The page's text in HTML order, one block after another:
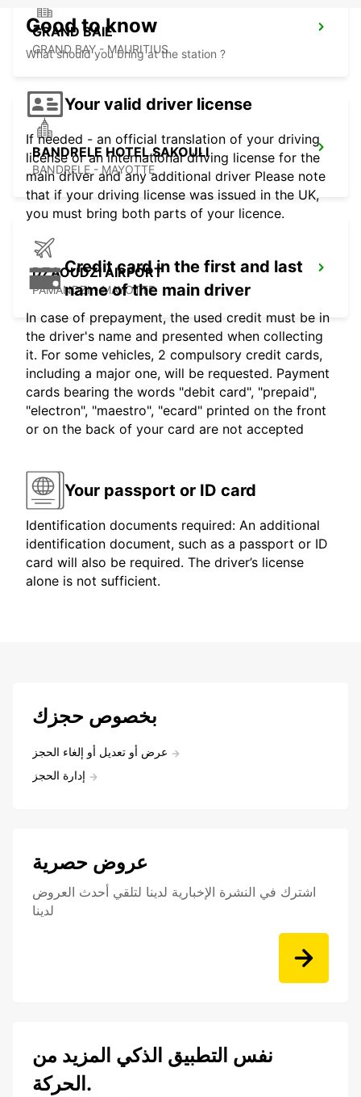
GRAND BAIE
GRAND BAY - MAURITIUS
BANDRELE HOTEL SAKOULI
BANDRELE - MAYOTTE
DZAOUDZI AIRPORT
PAMANDZI - MAYOTTE
Good to know
What should you bring at the station ?
Your valid driver license
If needed - an official translation of your driving
license or an international driving license for the
main driver and any additional driver Please note
that if your driving license was issued in the UK,
you must bring both parts of your licence.
Credit card in the first and last
name of the main driver
In case of prepayment, the used credit must be in
the driver's name and presented when collecting
it. For some vehicles, 2 compulsory credit cards,
including a major one, will be requested. Payment
cards bearing the words "debit card", "prepaid",
"electron", "maestro", "ecard" printed on the front
or on the back of your card are not accepted
Your passport or ID card
Identification documents required: An additional
identification document, such as a passport or ID
card will also be required. The driver’s license
alone is not sufficient.
بخصوص حجزك
عرض أو تعديل أو إلغاء الحجز
إدارة الحجز
عروض حصرية
اشترك في النشرة الإخبارية لدينا لتلقي أحدث العروض
لدينا
نفس التطبيق الذكي المزيد من
الحركة.